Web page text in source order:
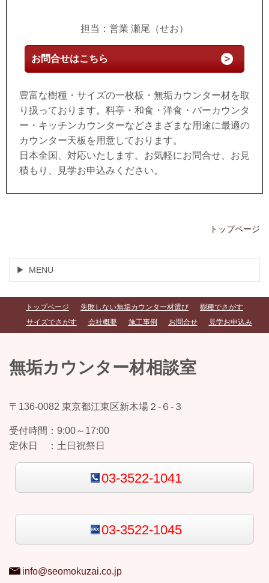
担当：営業 瀬尾（せお）
お問合せはこちら
豊富な樹種・サイズの一枚板・無垢カウンター材を取
り扱っております。料亭・和食・洋食・バーカウンタ
ー・キッチンカウンターなどさまざまな用途に最適の
カウンター天板を用意しております。
日本全国、対応いたします。お気軽にお問合せ、お見
積もり、見学お申込みください。
トップページ
MENU
トップページ 失敗しない無垢カウンター材選び
樹種でさがす
サイズでさがす
会社概要 施工事例 お問合せ 見学お申込み
無垢カウンター材相談室
〒136-0082 東京都江東区新木場２-６-３
受付時間： 9:00～17:00
定休日 ： 土日祝祭日
03-3522-1041
03-3522-1045
info@seomokuzai.co.jp